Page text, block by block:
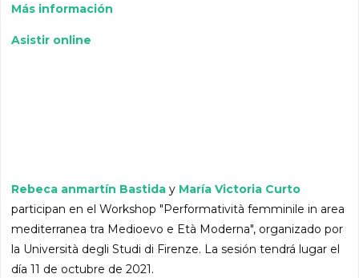
Más información
Asistir online
Rebeca anmartín Bastida y María Victoria Curto
participan en el Workshop "Performatività femminile in area
mediterranea tra Medioevo e Età Moderna", organizado por
la Università degli Studi di Firenze. La sesión tendrá lugar el
día 11 de octubre de 2021.